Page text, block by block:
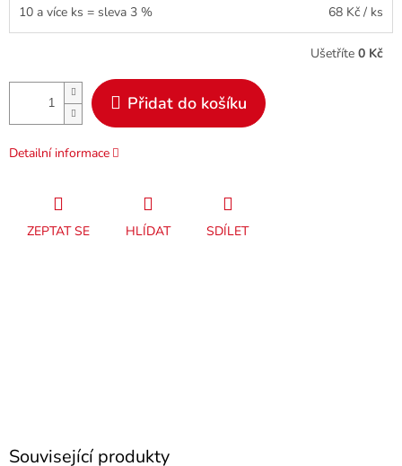
10 a více ks = sleva 3 % 68 Kč / ks
Ušetříte 0 Kč
Přidat do košíku
Detailní informace
ZEPTAT SE HLÍDAT SDÍLET
Související produkty